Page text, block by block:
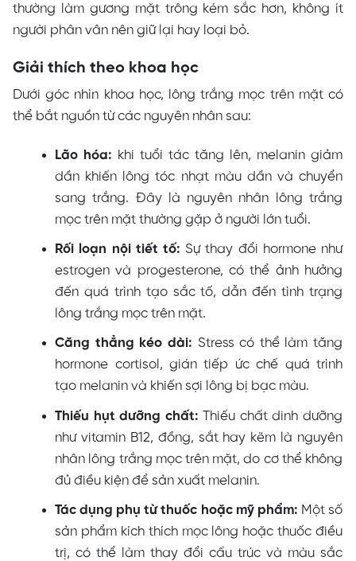
thường làm gương mặt trông kém sắc hơn, không ít
người phân vân nên giữ lại hay loại bỏ.
Giải thích theo khoa học
Dưới góc nhìn khoa học, lông trắng mọc trên mặt có
thể bắt nguồn từ các nguyên nhân sau:
Lão hóa: khi tuổi tác tăng lên, melanin giảm
dần khiến lông tóc nhạt màu dần và chuyển
sang trắng. Đây là nguyên nhân lông trắng
mọc trên mặt thường gặp ở người lớn tuổi.
Rối loạn nội tiết tố: Sự thay đổi hormone như
estrogen và progesterone, có thể ảnh hưởng
đến quá trình tạo sắc tố, dẫn đến tình trạng
lông trắng mọc trên mặt.
Căng thẳng kéo dài: Stress có thể làm tăng
hormone cortisol, gián tiếp ức chế quá trình
tạo melanin và khiến sợi lông bị bạc màu.
Thiếu hụt dưỡng chất: Thiếu chất dinh dưỡng
như vitamin B12, đồng, sắt hay kẽm là nguyên
nhân lông trắng mọc trên mặt, do cơ thể không
đủ điều kiện để sản xuất melanin.
Tác dụng phụ từ thuốc hoặc mỹ phẩm: Một số
sản phẩm kích thích mọc lông hoặc thuốc điều
trị, có thể làm thay đổi cấu trúc và màu sắc